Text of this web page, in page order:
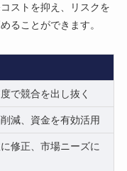
ストを抑え、リスクを
ることができます。
で競合を出し抜く
減、資金を有効活用
修正、市場ニーズに